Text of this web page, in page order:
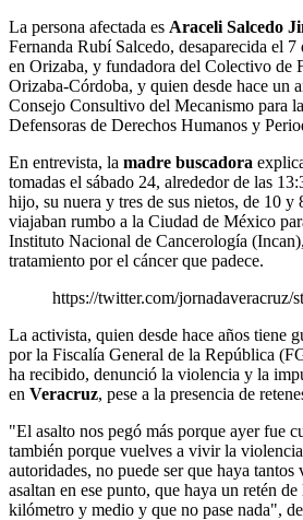
La persona afectada es Araceli Salcedo
Fernanda Rubí Salcedo, desaparecida el 7
en Orizaba, y fundadora del Colectivo de
Orizaba-Córdoba, y quien desde hace un
Consejo Consultivo del Mecanismo para
Defensoras de Derechos Humanos y
En entrevista, la madre buscadora
tomadas el sábado 24, alrededor de las
hijo, su nuera y tres de sus nietos, de 10 y
viajaban rumbo a la Ciudad de México
Instituto Nacional de Cancerología
tratamiento por el cáncer que padece.
https://twitter.com/jornadaveracruz/
La activista, quien desde hace años tiene
por la Fiscalía General de la República
ha recibido, denunció la violencia y la
en Veracruz, pese a la presencia de
"El asalto nos pegó más porque ayer fue
también porque vuelves a vivir la
autoridades, no puede ser que haya tantos
asaltan en ese punto, que haya un retén de
kilómetro y medio y que no pase nada",